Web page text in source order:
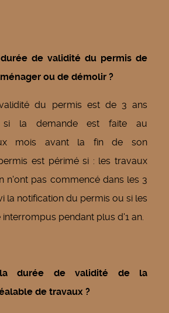
de validité du permis de
ou de démolir ?
du permis est de 3 ans
si la demande est faite au
mois avant la fin de son
est périmé si : les travaux
n'ont pas commencé dans les 3
la notification du permis ou si les
pendant plus d'1 an.
durée de validité de la
de travaux ?